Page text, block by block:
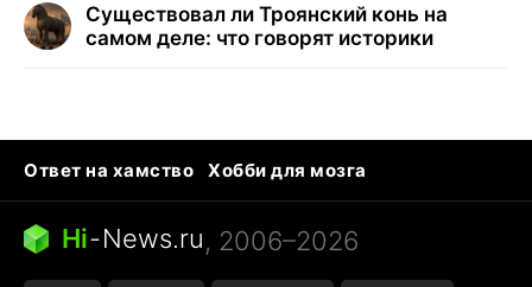
Существовал ли Троянский конь на
самом деле: что говорят историки
Ответ на хамство
Хобби для мозга
Бензин 100 и 95
Тунцы в океанариуме
Следующая пандемия
Hi-News.ru, 2006–2026